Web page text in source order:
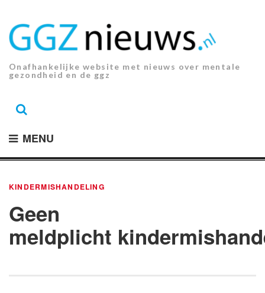
inhoud.
Onafhankelijke website met nieuws over mentale
gezondheid en de ggz
MENU
KINDERMISHANDELING
Geen
meldplicht